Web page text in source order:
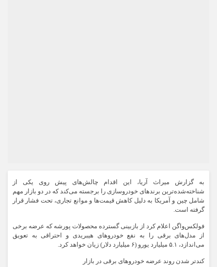
به گزارش میراث آریا، این اقدام چالش‌های پیش روی یکی از
شناخته‌شده‌ترین برندهای خودروسازی را برجسته می‌کند که در دو بازار مهم
شامل چین و آمریکا به دلیل کاهش قیمت‌ها و موانع تجاری، تحت فشار قرار
گرفته است.
فولکس‌واگن اعلام کرد از بازبینی گسترده محصولات پورشه که عرضه برخی
از مدل‌های برقی را به نفع خودروهای هیبریدی و احتراقی به تعویق
می‌اندازد، ۵.۱ میلیارد یورو (۶ میلیارد دلار) زیان خواهد کرد.
کندتر شدن روند عرضه خودروهای برقی در بازار